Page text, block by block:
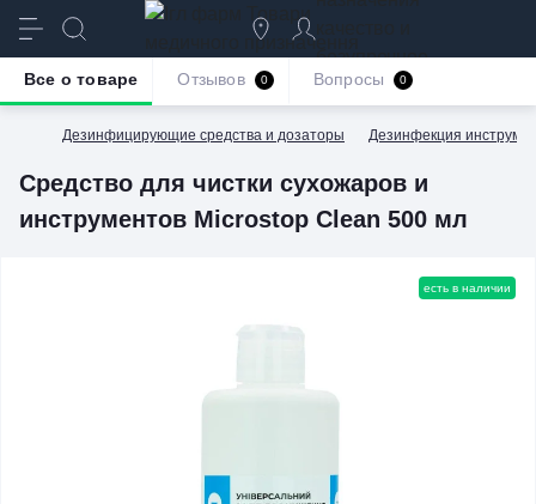
безупречное
обслуживание
Дезинфицирующие средства и дозаторы Дезинфекция
Средство для чистки сухожаров и
инструментов Microstop Clean 500 мл
Все о товаре Отзывов 0 Вопросы 0
есть в наличии